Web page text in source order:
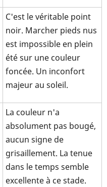
C'est le véritable point
noir. Marcher pieds nus
est impossible en plein
été sur une couleur
foncée. Un inconfort
majeur au soleil.
La couleur n'a
absolument pas bougé,
aucun signe de
grisaillement. La tenue
dans le temps semble
excellente à ce stade.